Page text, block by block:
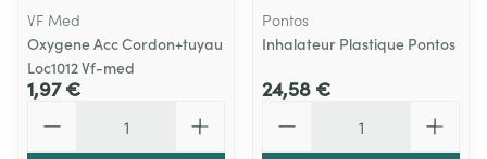
VF Med
Oxygene Acc Cordon+tuyau
Loc1012 Vf-med
1,97 €
Pontos
Inhalateur Plastique Pontos
24,58 €